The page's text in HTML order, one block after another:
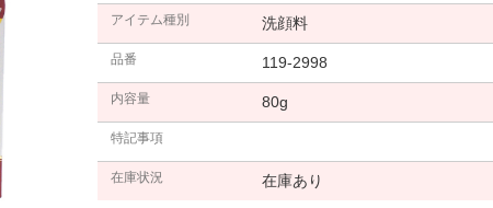
アイテム種別 洗顔料
品番 119-2998
内容量 80g
特記事項
在庫状況 在庫あり